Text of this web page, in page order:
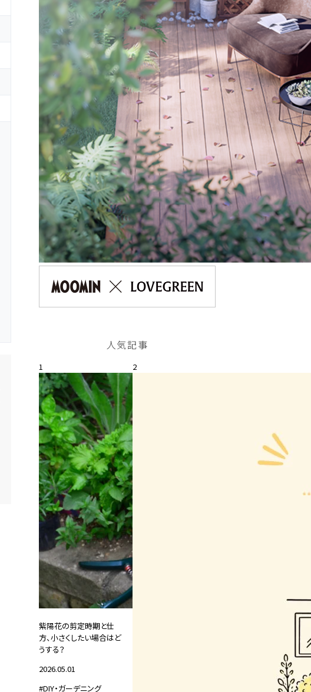
人気記事
1
紫陽花の剪定時期と仕
方、小さくしたい場合はど
うする？
2026.05.01
#DIY・ガーデニング
2